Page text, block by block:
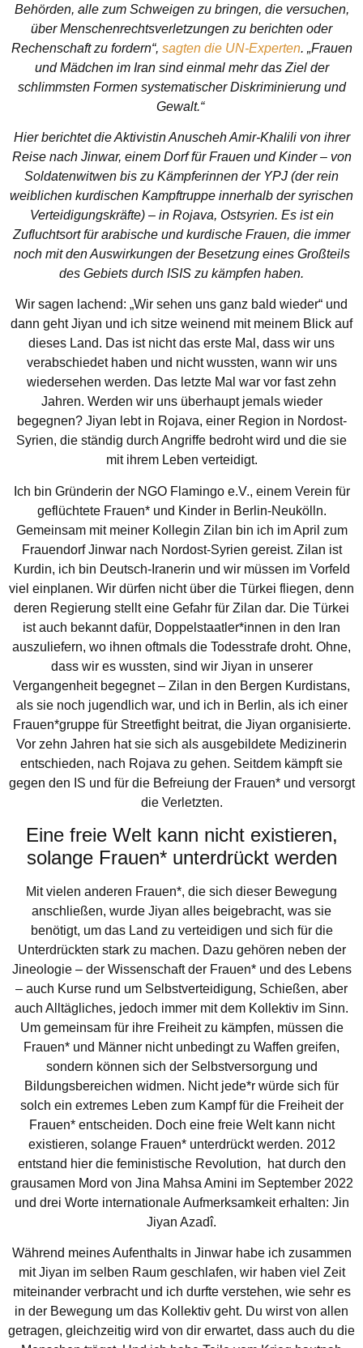
Behörden, alle zum Schweigen zu bringen, die versuchen,
über Menschenrechtsverletzungen zu berichten oder
Rechenschaft zu fordern“, sagten die UN-Experten. „Frauen
und Mädchen im Iran sind einmal mehr das Ziel der
schlimmsten Formen systematischer Diskriminierung und
Gewalt.“
Hier berichtet die Aktivistin Anuscheh Amir-Khalili von ihrer
Reise nach Jinwar, einem Dorf für Frauen und Kinder – von
Soldatenwitwen bis zu Kämpferinnen der YPJ (der rein
weiblichen kurdischen Kampftruppe innerhalb der syrischen
Verteidigungskräfte) – in Rojava, Ostsyrien. Es ist ein
Zufluchtsort für arabische und kurdische Frauen, die immer
noch mit den Auswirkungen der Besetzung eines Großteils
des Gebiets durch ISIS zu kämpfen haben.
Wir sagen lachend: „Wir sehen uns ganz bald wieder“ und
dann geht Jiyan und ich sitze weinend mit meinem Blick auf
dieses Land. Das ist nicht das erste Mal, dass wir uns
verabschiedet haben und nicht wussten, wann wir uns
wiedersehen werden. Das letzte Mal war vor fast zehn
Jahren. Werden wir uns überhaupt jemals wieder
begegnen? Jiyan lebt in Rojava, einer Region in Nordost-
Syrien, die ständig durch Angriffe bedroht wird und die sie
mit ihrem Leben verteidigt.
Ich bin Gründerin der NGO Flamingo e.V., einem Verein für
geflüchtete Frauen* und Kinder in Berlin-Neukölln.
Gemeinsam mit meiner Kollegin Zilan bin ich im April zum
Frauendorf Jinwar nach Nordost-Syrien gereist. Zilan ist
Kurdin, ich bin Deutsch-Iranerin und wir müssen im Vorfeld
viel einplanen. Wir dürfen nicht über die Türkei fliegen, denn
deren Regierung stellt eine Gefahr für Zilan dar. Die Türkei
ist auch bekannt dafür, Doppelstaatler*innen in den Iran
auszuliefern, wo ihnen oftmals die Todesstrafe droht. Ohne,
dass wir es wussten, sind wir Jiyan in unserer
Vergangenheit begegnet – Zilan in den Bergen Kurdistans,
als sie noch jugendlich war, und ich in Berlin, als ich einer
Frauen*gruppe für Streetfight beitrat, die Jiyan organisierte.
Vor zehn Jahren hat sie sich als ausgebildete Medizinerin
entschieden, nach Rojava zu gehen. Seitdem kämpft sie
gegen den IS und für die Befreiung der Frauen* und versorgt
die Verletzten.
Eine freie Welt kann nicht existieren,
solange Frauen* unterdrückt werden
Mit vielen anderen Frauen*, die sich dieser Bewegung
anschließen, wurde Jiyan alles beigebracht, was sie
benötigt, um das Land zu verteidigen und sich für die
Unterdrückten stark zu machen. Dazu gehören neben der
Jineologie – der Wissenschaft der Frauen* und des Lebens
– auch Kurse rund um Selbstverteidigung, Schießen, aber
auch Alltägliches, jedoch immer mit dem Kollektiv im Sinn.
Um gemeinsam für ihre Freiheit zu kämpfen, müssen die
Frauen* und Männer nicht unbedingt zu Waffen greifen,
sondern können sich der Selbstversorgung und
Bildungsbereichen widmen. Nicht jede*r würde sich für
solch ein extremes Leben zum Kampf für die Freiheit der
Frauen* entscheiden. Doch eine freie Welt kann nicht
existieren, solange Frauen* unterdrückt werden. 2012
entstand hier die feministische Revolution, hat durch den
grausamen Mord von Jina Mahsa Amini im September 2022
und drei Worte internationale Aufmerksamkeit erhalten: Jin
Jiyan Azadî.
Während meines Aufenthalts in Jinwar habe ich zusammen
mit Jiyan im selben Raum geschlafen, wir haben viel Zeit
miteinander verbracht und ich durfte verstehen, wie sehr es
in der Bewegung um das Kollektiv geht. Du wirst von allen
getragen, gleichzeitig wird von dir erwartet, dass auch du die